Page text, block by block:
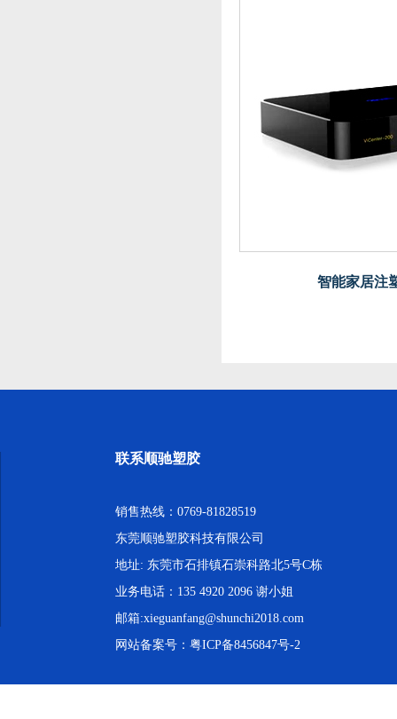
智能家居注
联系顺驰塑胶
销售热线：0769-81828519
东莞顺驰塑胶科技有限公司
地址: 东莞市石排镇石崇科路北5号C栋
业务电话：135 4920 2096 谢小姐
邮箱:xieguanfang@shunchi2018.com
网站备案号： 粤ICP备8456847号-2